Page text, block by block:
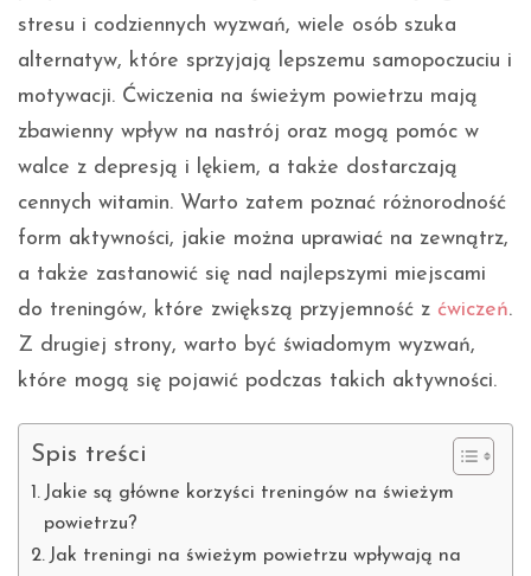
stresu i codziennych wyzwań, wiele osób szuka
alternatyw, które sprzyjają lepszemu samopoczuciu i
motywacji. Ćwiczenia na świeżym powietrzu mają
zbawienny wpływ na nastrój oraz mogą pomóc w
walce z depresją i lękiem, a także dostarczają
cennych witamin. Warto zatem poznać różnorodność
form aktywności, jakie można uprawiać na zewnątrz,
a także zastanowić się nad najlepszymi miejscami
do treningów, które zwiększą przyjemność z ćwiczeń.
Z drugiej strony, warto być świadomym wyzwań,
które mogą się pojawić podczas takich aktywności.
Spis treści
Jakie są główne korzyści treningów na świeżym
powietrzu?
Jak treningi na świeżym powietrzu wpływają na